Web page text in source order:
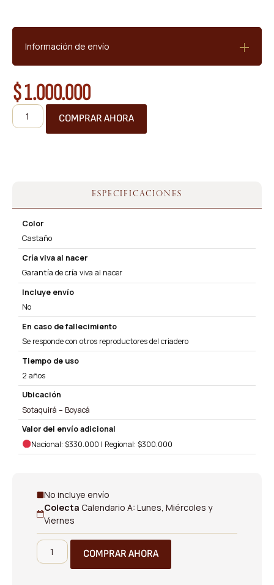
Información de envío
$1.000.000
COMPRAR AHORA
ESPECIFICACIONES
Color
Castaño
Cría viva al nacer
Garantía de cría viva al nacer
Incluye envío
No
En caso de fallecimiento
Se responde con otros reproductores del criadero
Tiempo de uso
2 años
Ubicación
Sotaquirá – Boyacá
Valor del envío adicional
Nacional: $330.000 | Regional: $300.000
No incluye envío
Colecta Calendario A: Lunes, Miércoles y
Viernes
COMPRAR AHORA